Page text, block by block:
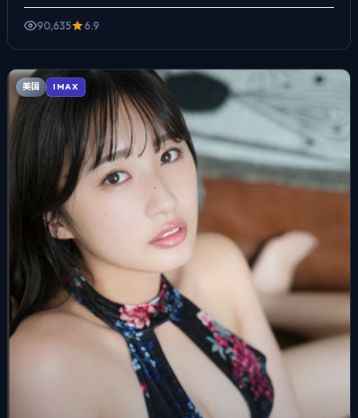
市当作角色来写，夜景与雨声贯穿全片，一...
90,635
6.9
美国 IMAX